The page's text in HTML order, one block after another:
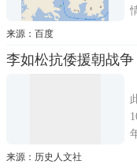
来源：百度
李如松抗倭援朝战争
来源：历史人文社